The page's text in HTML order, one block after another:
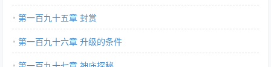
第一百九十五章 封赏
第一百九十六章 升级的条件